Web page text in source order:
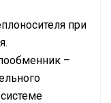
при
–